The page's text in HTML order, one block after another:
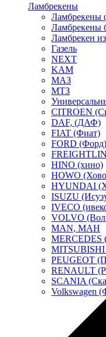
Ламбрекены
Ламбрекены
Ламбрекены
Ламбрекен
Газель
NEXT
KAM
МАЗ
МТЗ
CITROEN
DAF, (ДАФ)
FIAT (Фиат)
FORD (Форд)
HINO (хино)
HOWO
HYUNDAI
ISUZU
IVECO
VOLVO
MAN, МАН
MERCEDES
PEUGEOT
RENAULT
SCANIA
Volkswagen